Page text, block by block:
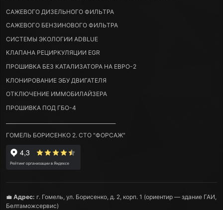
САЖЕВОГО ДИЗЕЛЬНОГО ФИЛЬТРА
САЖЕВОГО БЕНЗИНОВОГО ФИЛЬТРА
СИСТЕМЫ ЭКОЛОГИИ ADBLUE
КЛАПАНА РЕЦИРКУЛЯЦИИ EGR
ПРОШИВКА БЕЗ КАТАЛИЗАТОРА НА ЕВРО-2
КЛОНИРОВАНИЕ ЭБУ ДВИГАТЕЛЯ
ОТКЛЮЧЕНИЕ ИММОБИЛАЙЗЕРА
ПРОШИВКА ПОД ГБО-4
ГОМЕЛЬ БОРИСЕНКО 2. СТО "ФОРСАЖ"
💼 Адрес: г. Гомель, ул. Борисенко, д. 2, корп. 1 (ориентир — здание ГАИ,
Белтаможсервис)